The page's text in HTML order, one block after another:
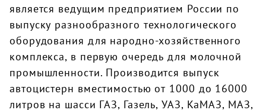
является ведущим предприятием России по
выпуску разнообразного технологического
оборудования для народно-хозяйственного
комплекса, в первую очередь для молочной
промышленности. Производится выпуск
автоцистерн вместимостью от 1000 до 16000
литров на шасси ГАЗ, Газель, УАЗ, КаМАЗ, МАЗ,